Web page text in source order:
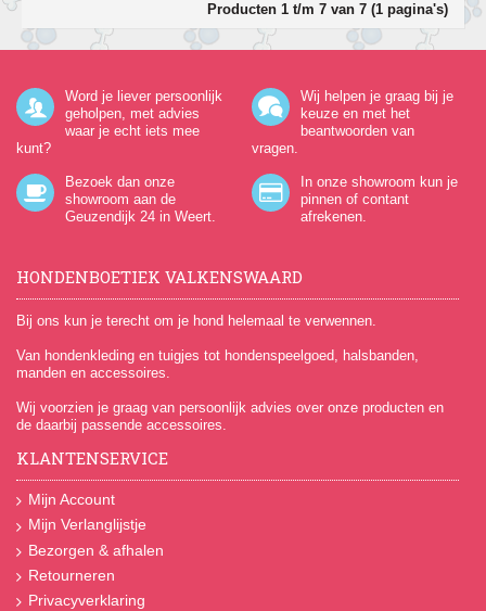
Producten 1 t/m 7 van 7 (1 pagina's)
Word je liever persoonlijk
geholpen, met advies
waar je echt iets mee
kunt?
Wij helpen je graag bij je
keuze en met het
beantwoorden van
vragen.
Bezoek dan onze
showroom aan de
Geuzendijk 24 in Weert.
In onze showroom kun je
pinnen of contant
afrekenen.
HONDENBOETIEK VALKENSWAARD
Bij ons kun je terecht om je hond helemaal te verwennen.
Van hondenkleding en tuigjes tot hondenspeelgoed, halsbanden,
manden en accessoires.
Wij voorzien je graag van persoonlijk advies over onze producten en
de daarbij passende accessoires.
KLANTENSERVICE
Mijn Account
Mijn Verlanglijstje
Bezorgen & afhalen
Retourneren
Privacyverklaring